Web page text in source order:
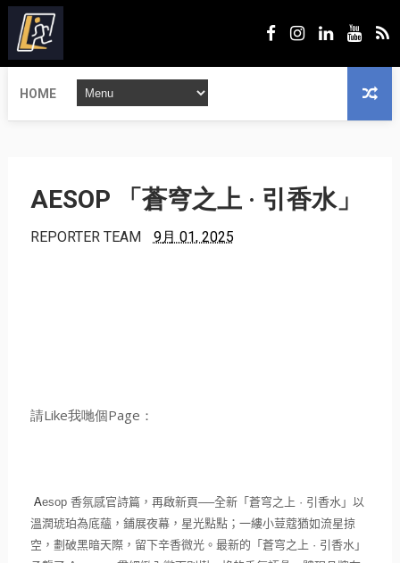
HOME
AESOP 「蒼穹之上 · 引香水」
REPORTER TEAM 9月 01, 2025
請Like我哋個Page：
Aesop 香氛感官詩篇，再啟新頁──全新「蒼穹之上 · 引香水」以
溫潤琥珀為底蘊，鋪展夜幕，星光點點； 一縷小荳蔻猶如流星掠
空，劃破黑暗天際，留下辛香微光。最新的「 蒼穹之上 · 引香水」